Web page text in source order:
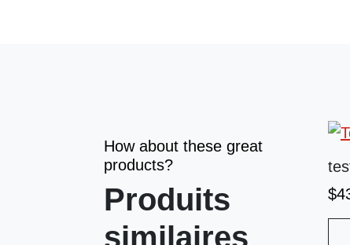
How about these great
products?
Produits
similaires
$